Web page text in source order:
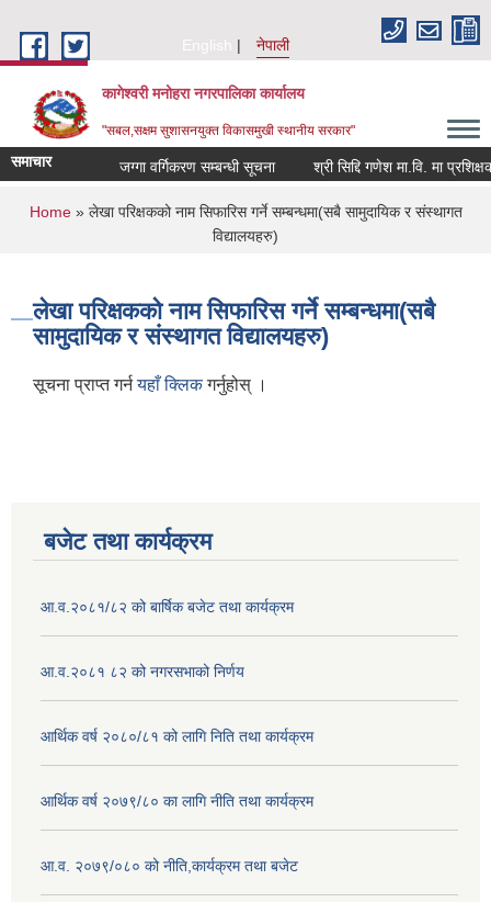
English
नेपाली
कागेश्वरी मनोहरा नगरपालिका कार्यालय
"सबल,सक्षम सुशासनयुक्त विकासमुखी स्थानीय सरकार"
समाचार जग्गा वर्गिकरण सम्बन्धी सूचना श्री सिद्दि गणेश मा.वि. मा
You are here
Home» लेखा परिक्षकको नाम सिफारिस गर्ने सम्बन्धमा(सबै सामुदायिक र संस्थागत
विद्यालयहरु)
लेखा परिक्षकको नाम सिफारिस गर्ने सम्बन्धमा(सबै
सामुदायिक र संस्थागत विद्यालयहरु)
सूचना प्राप्त गर्नयहाँ क्लिकगर्नुहोस् ।
बजेट तथा कार्यक्रम
आ.व.२०८१/८२ को बार्षिक बजेट तथा कार्यक्रम
आ.व.२०८१ ८२ को नगरसभाको निर्णय
आर्थिक वर्ष २०८०/८१ को लागि निति तथा कार्यक्रम
आर्थिक वर्ष २०७९/८० का लागि नीति तथा कार्यक्रम
आ.व. २०७९/०८० को नीति,कार्यक्रम तथा बजेट